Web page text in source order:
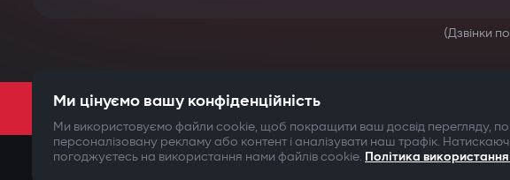
(Дзвінки
©2009-2026Gazer Limited (UK) All rights reserved
Ми цінуємо вашу конфіденційність
Ми використовуємо файли cookie, щоб покращити ваш досвід перегляду,
персоналізовану рекламу або контент і аналізувати наш трафік.
погоджуєтесь на використання нами файлів cookie. Політика